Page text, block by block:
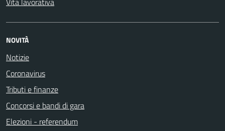
NOVITÀ
Notizie
Coronavirus
Tributi e finanze
Concorsi e bandi di gara
Elezioni - referendum